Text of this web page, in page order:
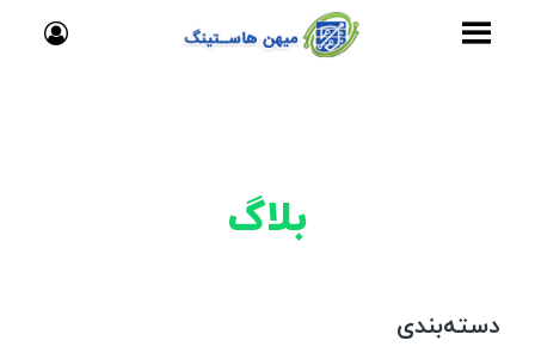
بلاگ
دسته‌بندی